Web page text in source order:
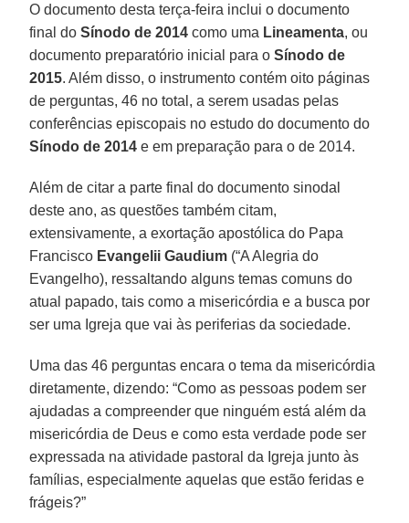
O documento desta terça-feira inclui o documento
final doSínodo de 2014 como uma Lineamenta, ou
documento preparatório inicial para oSínodo de
2015. Além disso, o instrumento contém oito páginas
de perguntas, 46 no total, a serem usadas pelas
conferências episcopais no estudo do documento do
Sínodo de 2014 e em preparação para o de 2014.
Além de citar a parte final do documento sinodal
deste ano, as questões também citam,
extensivamente, a exortação apostólica do Papa
Francisco Evangelii Gaudium (“A Alegria do
Evangelho), ressaltando alguns temas comuns do
atual papado, tais como a misericórdia e a busca por
ser uma Igreja que vai às periferias da sociedade.
Uma das 46 perguntas encara o tema da misericórdia
diretamente, dizendo: “Como as pessoas podem ser
ajudadas a compreender que ninguém está além da
misericórdia de Deus e como esta verdade pode ser
expressada na atividade pastoral da Igreja junto às
famílias, especialmente aquelas que estão feridas e
frágeis?”